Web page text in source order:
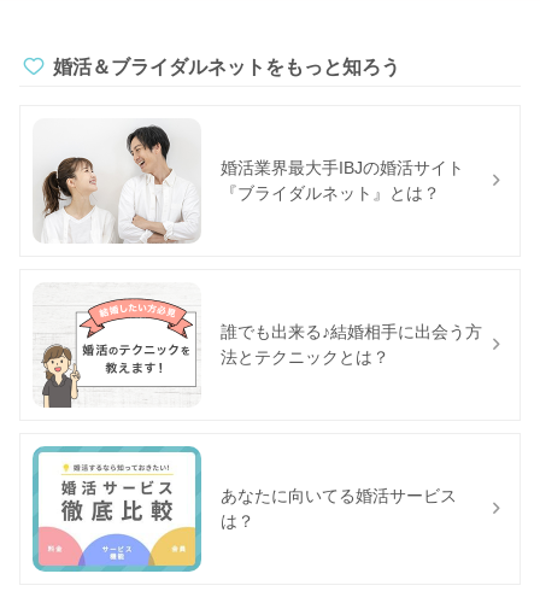
婚活＆ブライダルネットをもっと知ろう
婚活業界最大手IBJの婚活サイト
『ブライダルネット』とは？
誰でも出来る♪結婚相手に出会う方
法とテクニックとは？
あなたに向いてる婚活サービス
は？